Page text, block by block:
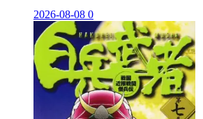
2026-08-08 0